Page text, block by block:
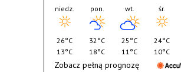
niedz.
26°C
13°C
pon.
32°C
18°C
wt.
25°C
11°C
śr.
24°C
10°C
Zobacz pełną prognozę